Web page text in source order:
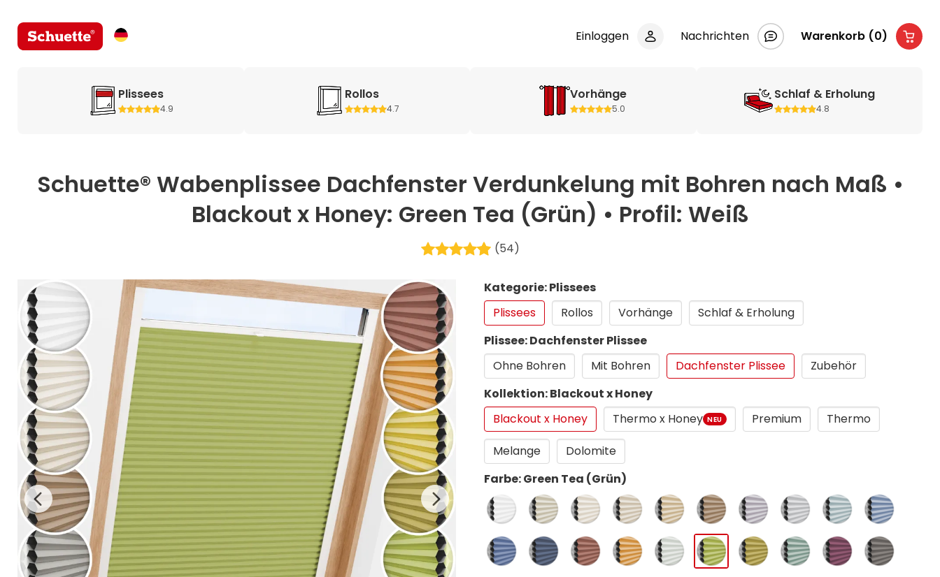
Einloggen Nachrichten Warenkorb (0)
Plissees
4.9
Rollos
4.7
Vorhänge
5.0
Schlaf & Erholung
4.8
Schuette® Wabenplissee Dachfenster Verdunkelung mit Bohren nach Maß •
Blackout x Honey: Green Tea (Grün) • Profil: Weiß
(54)
Kategorie: Plissees
Plissees
Rollos Vorhänge
Schlaf & Erholung
Plissee: Dachfenster Plissee
Ohne Bohren
Mit Bohren Dachfenster Plissee
Zubehör
Kollektion: Blackout x Honey
Blackout x Honey
Thermo x Honey NEU Premium
Thermo
Melange
Dolomite
Farbe: Green Tea (Grün)